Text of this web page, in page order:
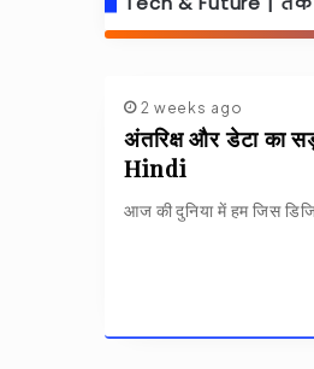
2 weeks ago
अंतरिक्ष और डेटा का
Hindi
आज की दुनिया में हम जिस